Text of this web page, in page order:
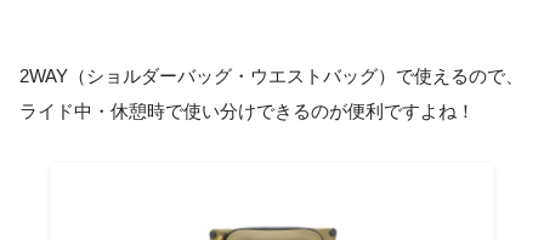
2WAY（ショルダーバッグ・ウエストバッグ）で使えるので、
ライド中・休憩時で使い分けできるのが便利ですよね！